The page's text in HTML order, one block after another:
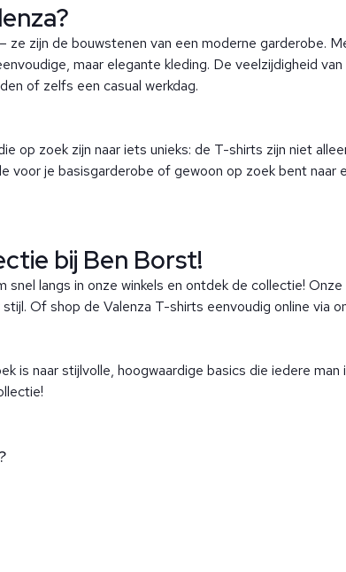
ze zijn de bouwstenen van een moderne garderobe.
maar elegante kleding. De veelzijdigheid
of zelfs een casual werkdag.
op zoek zijn naar iets unieks: de T-shirts zijn niet
voor je basisgarderobe of gewoon op zoek bent
bij Ben Borst!
snel langs in onze winkels en ontdek de collectie!
Of shop de Valenza T-shirts eenvoudig online via
is naar stijlvolle, hoogwaardige basics die iedere